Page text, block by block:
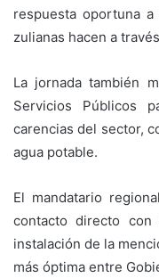
respuesta oportuna
zulianas hacen a
La jornada también
Servicios Públicos
carencias del sector,
agua potable.
El mandatario
contacto directo con
instalación de la
más óptima entre